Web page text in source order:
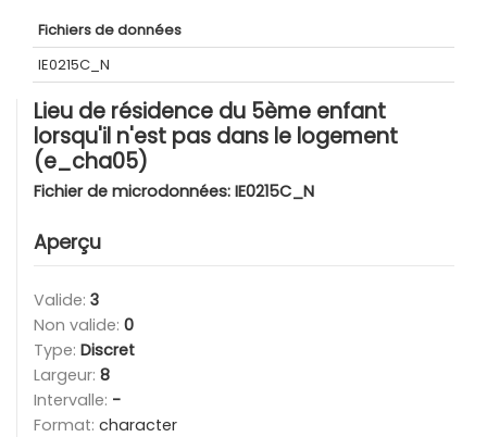
Fichiers de données
IE0215C_N
Lieu de résidence du 5ème enfant
lorsqu'il n'est pas dans le logement
(e_cha05)
Fichier de microdonnées: IE0215C_N
Aperçu
Valide: 3
Non valide: 0
Type: Discret
Largeur: 8
Intervalle: -
Format: character